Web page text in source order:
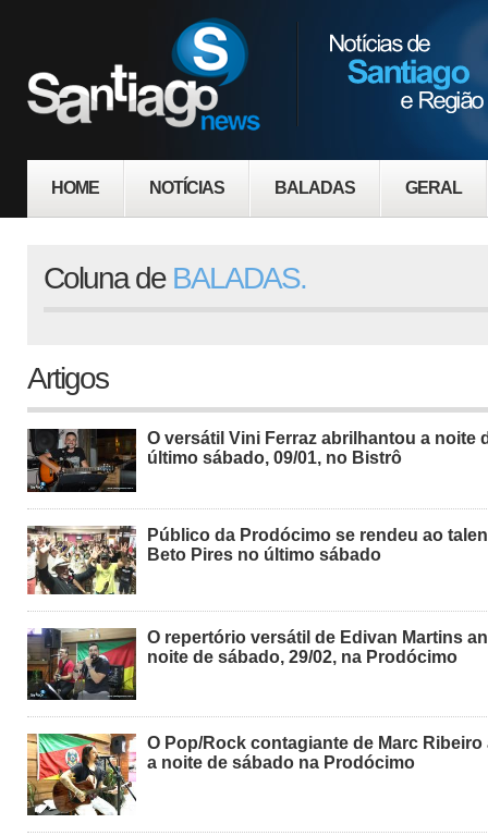
HOME NOTÍCIAS BALADAS GERAL
Coluna de BALADAS.
Artigos
O versátil Vini Ferraz abrilhantou a noite
último sábado, 09/01, no Bistrô
Público da Prodócimo se rendeu ao
Beto Pires no último sábado
O repertório versátil de Edivan Martins
noite de sábado, 29/02, na Prodócimo
O Pop/Rock contagiante de Marc Ribeiro
a noite de sábado na Prodócimo